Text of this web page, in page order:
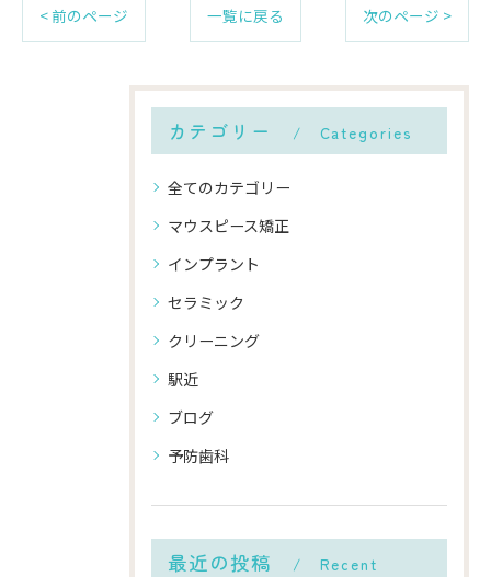
< 前のページ 一覧に戻る 次のページ >
カテゴリー Categories
全てのカテゴリー
マウスピース矯正
インプラント
セラミック
クリーニング
駅近
ブログ
予防歯科
最近の投稿
Recent